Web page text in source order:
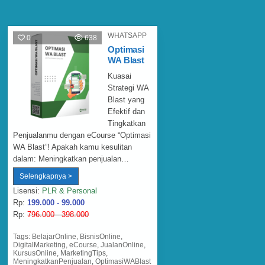
0 638 WHATSAPP
Optimasi
WA Blast
Kuasai
Strategi WA
Blast yang
Efektif dan
Tingkatkan
Penjualanmu dengan eCourse “Optimasi
WA Blast”! Apakah kamu kesulitan
dalam: Meningkatkan penjualan…
Selengkapnya >Optimasi
WA
Blast
Lisensi: PLR & Personal
Rp: 199.000 - 99.000
Rp:796.000 - 398.000
Tags: BelajarOnline, BisnisOnline,
DigitalMarketing,eCourse,JualanOnline,
KursusOnline, MarketingTips,
MeningkatkanPenjualan,OptimasiWABlast